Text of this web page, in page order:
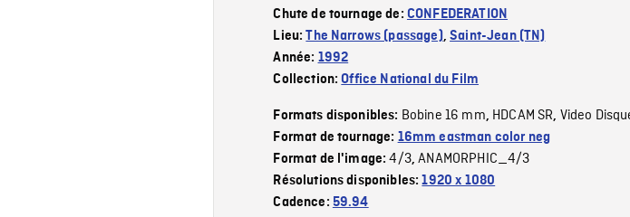
Chute de tournage de: CONFEDERATION
Lieu:The Narrows (passage),Saint-Jean (TN)
Année: 1992
Collection:Office National du Film
Formats disponibles: Bobine 16 mm, HDCAM SR, Video
Format de tournage: 16mm eastman color neg
Format de l'image:4/3,ANAMORPHIC_4/3
Résolutions disponibles:1920 x 1080
Cadence: 59.94